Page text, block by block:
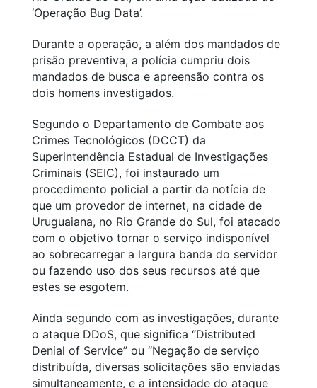
‘Operação Bug Data’.
Durante a operação, a além dos mandados de
prisão preventiva, a polícia cumpriu dois
mandados de busca e apreensão contra os
dois homens investigados.
Segundo o Departamento de Combate aos
Crimes Tecnológicos (DCCT) da
Superintendência Estadual de Investigações
Criminais (SEIC), foi instaurado um
procedimento policial a partir da notícia de
que um provedor de internet, na cidade de
Uruguaiana, no Rio Grande do Sul, foi atacado
com o objetivo tornar o serviço indisponível
ao sobrecarregar a largura banda do servidor
ou fazendo uso dos seus recursos até que
estes se esgotem.
Ainda segundo com as investigações, durante
o ataque DDoS, que significa “Distributed
Denial of Service” ou “Negação de serviço
distribuída, diversas solicitações são enviadas
simultaneamente, e a intensidade do ataque